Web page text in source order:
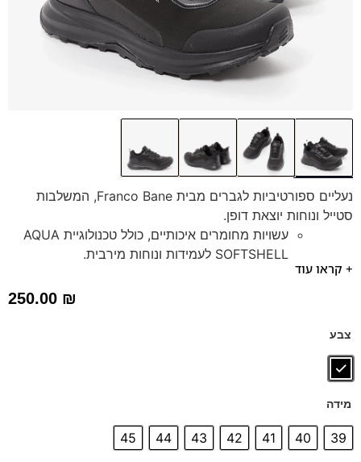
נעליים ספורטיביות לגברים מבית Franco Bane, המשלבות
סטייל ונוחות יוצאת דופן.
עשויות מחומרים איכותיים, כולל טכנולוגיית AQUA
SOFTSHELL לעמידות ונוחות מירבית.
+ קראו עוד
250.00 ₪
צבע
מידה
39
40
41
42
43
44
45